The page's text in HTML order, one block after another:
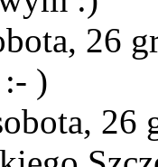
26
:- )
26